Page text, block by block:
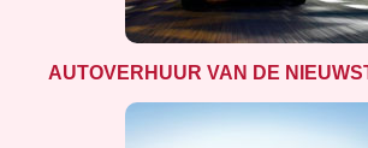
AUTOVERHUUR VAN DE